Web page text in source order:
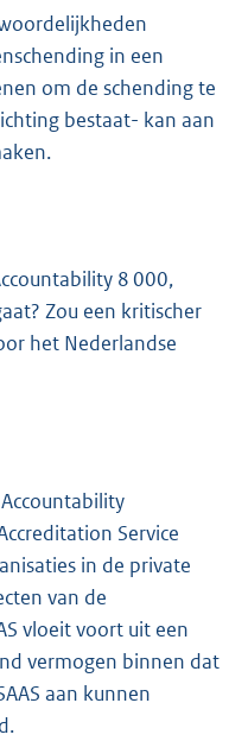
in een
om de schending te
bestaat- kan aan
8 000,
Zou een kritischer
het Nederlandse
Service
in de private
van de
vloeit voort uit een
vermogen binnen dat
aan kunnen